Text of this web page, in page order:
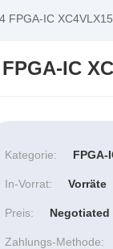
FPGA-IC
IC
Kategorie: FPGA-
In-Vorrat: Vorräte
Preis: Negotiated
Zahlungs-Methode: